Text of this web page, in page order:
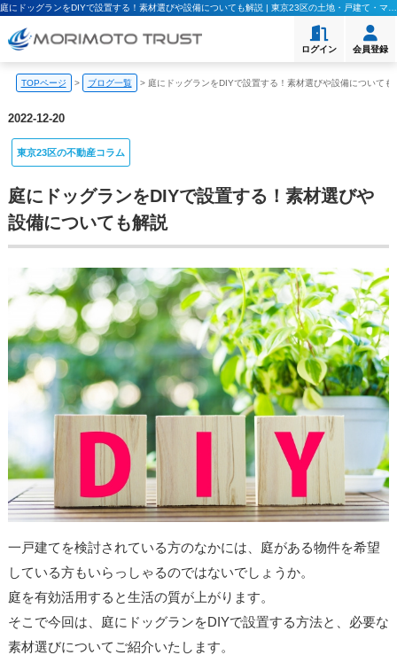
ログイン 会員登録
TOPページ > ブログ一覧 > 庭にドッグランをDIYで設置する！素材選びや設備についても
2022-12-20
東京23区の不動産コラム
庭にドッグランをDIYで設置する！素材選びや
設備についても解説
一戸建てを検討されている方のなかには、庭がある物件を希望
している方もいらっしゃるのではないでしょうか。
庭を有効活用すると生活の質が上がります。
そこで今回は、庭にドッグランをDIYで設置する方法と、必要な
素材選びについてご紹介いたします。